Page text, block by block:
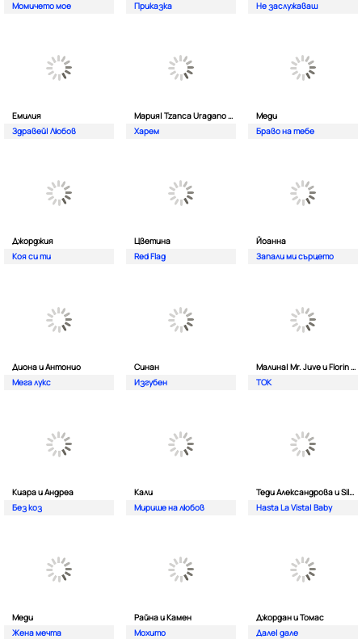
Момичето мое
Приказка
Не заслужаваш
Емилия
Здравей| Любов
Мария| Tzanca Uragano и VIP Stefcho Band
Харем
Меди
Браво на тебе
Джорджия
Коя си ти
Цветина
Red Flag
Йоанна
Запали ми сърцето
Диона и Антонио
Мега лукс
Синан
Изгубен
Малина| Mr. Juve и Florin Salam
TOK
Киара и Андреа
Без коз
Кали
Мирише на любов
Теди Александрова и Silver
Hasta La Vista| Baby
Меди
Жена мечта
Райна и Камен
Мохито
Джордан и Томас
Дале| дале